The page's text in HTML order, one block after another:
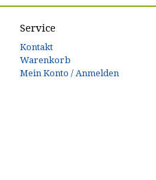
Service
Kontakt
Warenkorb
Mein Konto / Anmelden